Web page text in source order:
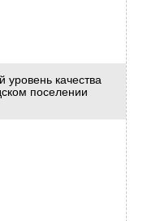
качества
поселении